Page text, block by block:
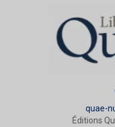
quae-
Éditions